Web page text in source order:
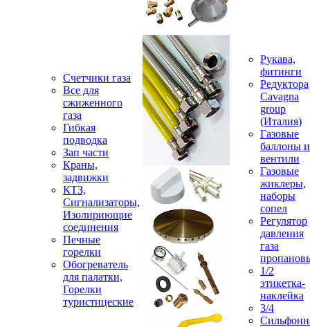
Счетчики газа
Все для
сжиженного
газа
Гибкая
подводка
Зап части
Краны,
задвижки
КТЗ,
Сигнализаторы,
Изолириющие
соединения
Печные
горелки
Обогреватель
для палатки,
Горелки
туристицеские
Рукава,
фитинги
Редуктора
Cavagna
group
(Италия)
Газовые
баллоны и
вентили
Газовые
жиклеры,
наборы
сопел
Регулятор
давления
газа
1/2
этикетка-
наклейка
3/4